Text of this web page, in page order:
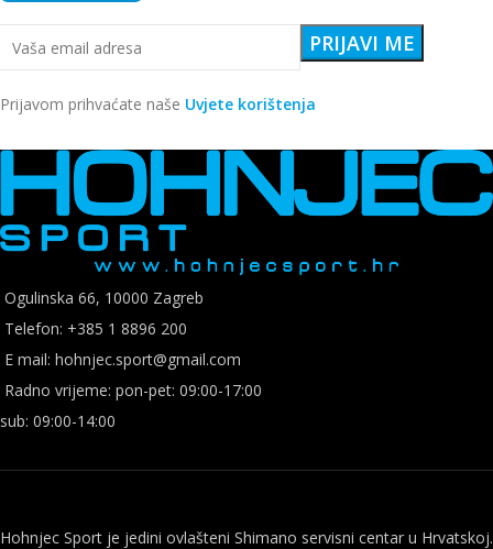
Prijavom prihvaćate naše Uvjete korištenja
Ogulinska 66, 10000 Zagreb
Telefon: +385 1 8896 200
E mail: hohnjec.sport@gmail.com
Radno vrijeme: pon-pet: 09:00-17:00
sub: 09:00-14:00
Hohnjec Sport je jedini ovlašteni Shimano servisni centar u Hrvatskoj.